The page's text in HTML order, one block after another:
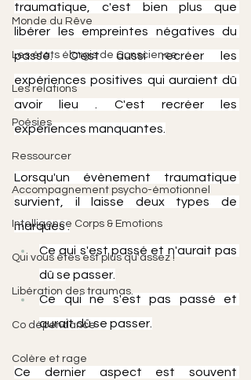
Monde du Rêve
Les états élargis de Conscience
Les relations
Poésies
Ressourcer
Accompagnement psycho-émotionnel
Intelligence Corps & Emotions
Qui vous êtes est plus qu'assez !
Libération des traumas.
Co dépendance
Colère et rage
traumatique, c'est bien plus que
libérer les empreintes négatives du
passé. C'est aussi recréer les
expériences positives qui auraient dû
avoir lieu . C'est recréer les
expériences manquantes.
Lorsqu'un évènement traumatique
survient, il laisse deux types de
marques :
Ce qui s'est passé et n'aurait pas
dû se passer.
Ce qui ne s'est pas passé et
aurait dû se passer.
Ce dernier aspect est souvent